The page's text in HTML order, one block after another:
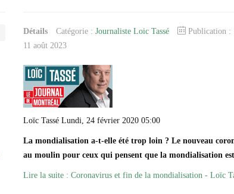
Détails Catégorie : Journaliste Loic Tassé Publication :
11 août 2023
Loïc Tassé Lundi, 24 février 2020 05:00
La mondialisation a-t-elle été trop loin ? Le nouveau
au moulin pour ceux qui pensent que la mondialisation
Lire la suite : Coronavirus et fin de la mondialisation - Loïc